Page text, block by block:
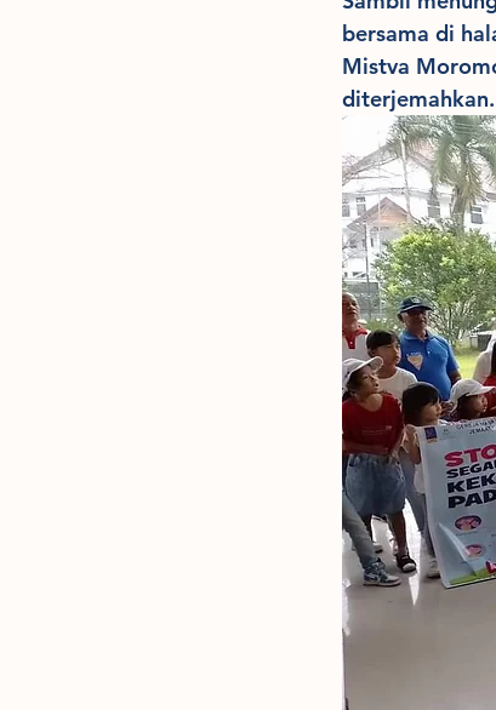
bersama di
Mistva
diterjemahkan.